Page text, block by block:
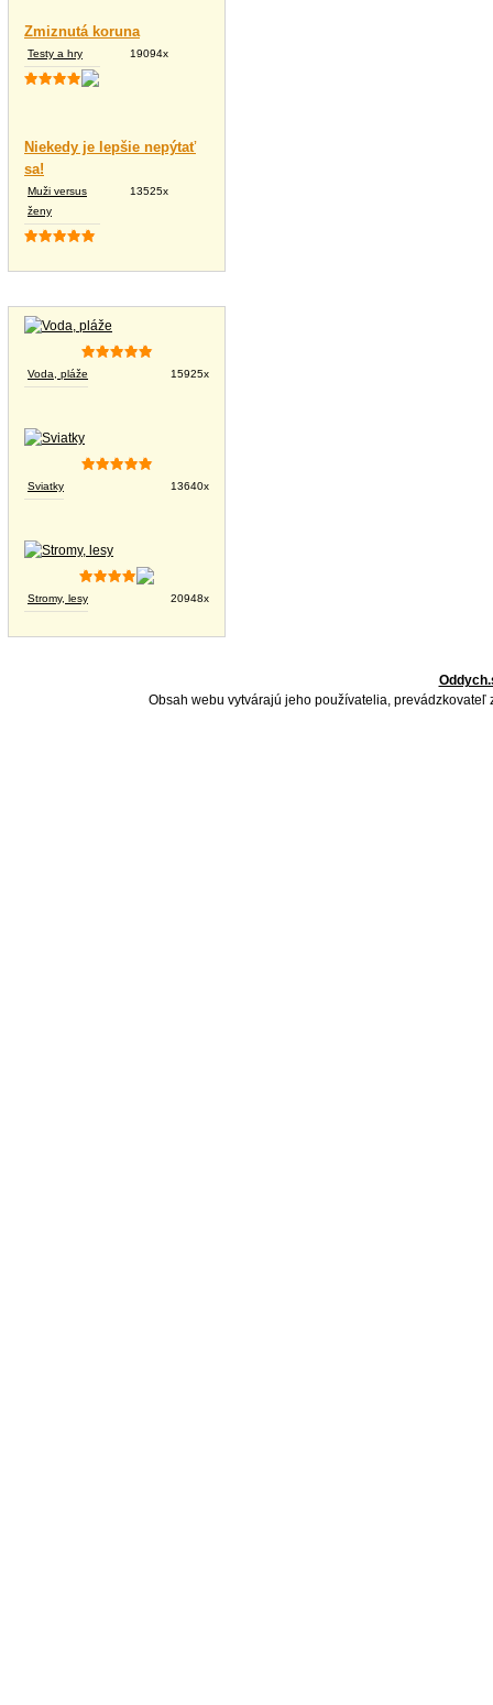
Zmiznutá koruna
Testy a hry 19094x
Niekedy je lepšie nepýtať
sa!
Muži versus
ženy
13525x
Voda, pláže 15925x
Sviatky 13640x
Stromy, lesy 20948x
Obsah webu vytvárajú jeho používatelia,